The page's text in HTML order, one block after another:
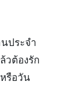
ประจำ
วต้องรัก
รือวัน